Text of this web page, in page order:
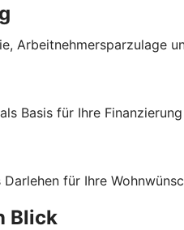
Arbeitnehmersparzulage
Basis für Ihre
für Ihre
Blick